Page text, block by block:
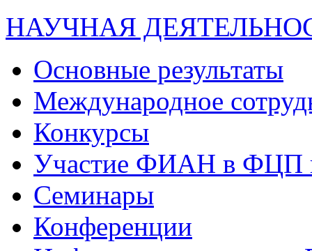
НАУЧНАЯ
Основные результаты
Международное
Конкурсы
Участие ФИАН в ФЦП
Семинары
Конференции